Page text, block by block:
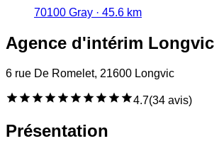
70100 Gray · 45.6 km
Agence d'intérim Longvic
6 rue De Romelet, 21600 Longvic
4.7(34 avis)
Présentation